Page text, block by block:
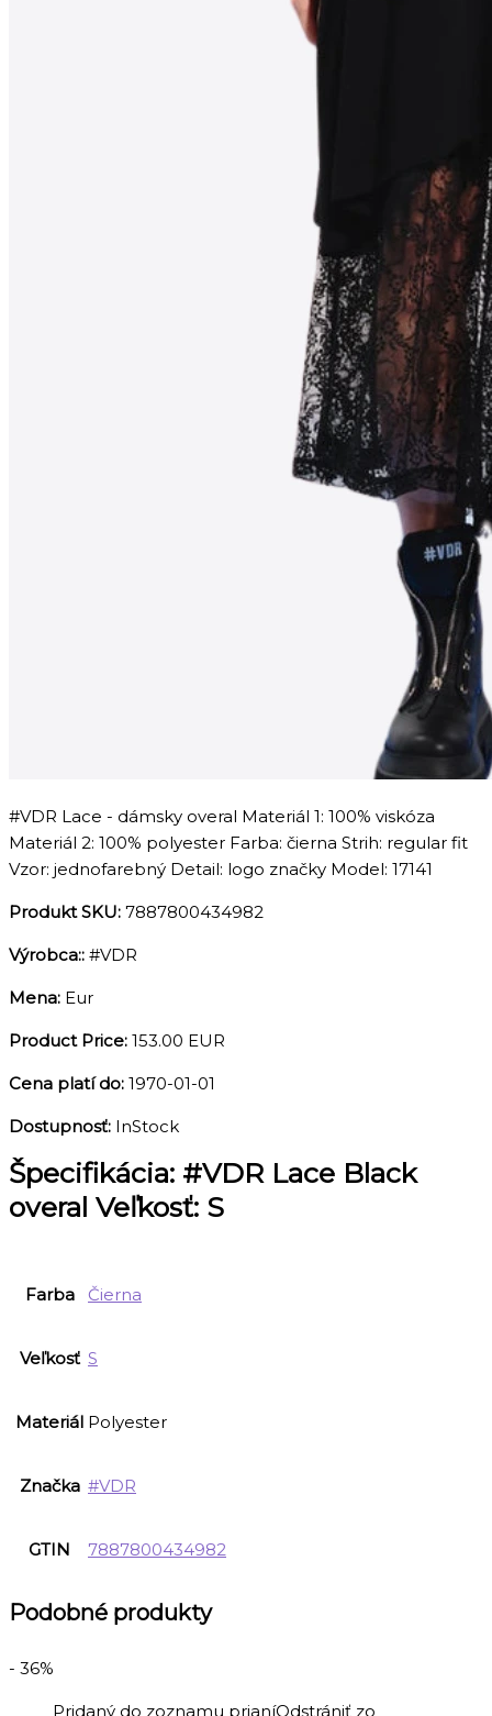
#VDR Lace - dámsky overal Materiál 1: 100% viskóza
Materiál 2: 100% polyester Farba: čierna Strih: regular fit
Vzor: jednofarebný Detail: logo značky Model: 17141
Produkt SKU: 7887800434982
Výrobca:: #VDR
Mena: Eur
Product Price: 153.00 EUR
Cena platí do: 1970-01-01
Dostupnosť: InStock
Špecifikácia: #VDR Lace Black
overal Veľkosť: S
Farba Čierna
Veľkosť S
Materiál Polyester
Značka #VDR
GTIN 7887800434982
Podobné produkty
- 36%
Pridaný do zoznamu prianíOdstrániť zo